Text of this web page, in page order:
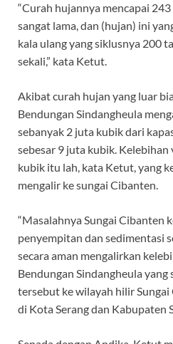
“Curah hujannya mencapai
sangat lama, dan (hujan) ini
kala ulang yang siklusnya 200
sekali,” kata Ketut.
Akibat curah hujan yang luar
Bendungan Sindangheula
sebanyak 2 juta kubik dari
sebesar 9 juta kubik.
kubik itu lah, kata Ketut, yang
mengalir ke sungai Cibanten.
“Masalahnya Sungai Cibanten
penyempitan dan sedimentasi
secara aman mengalirkan
Bendungan Sindangheula yang
tersebut ke wilayah hilir
di Kota Serang dan Kabupaten